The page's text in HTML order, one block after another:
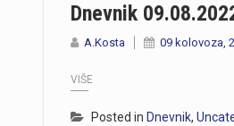
Dnevnik
A.Kosta 09 kolovoza,
VIŠE
Posted in Dnevnik,